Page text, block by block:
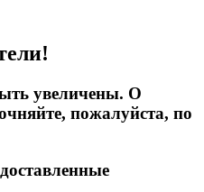
увеличены. О
пожалуйста, по